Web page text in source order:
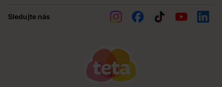
Obchodní podmínky
Teta pomáhá
Sledujte nás